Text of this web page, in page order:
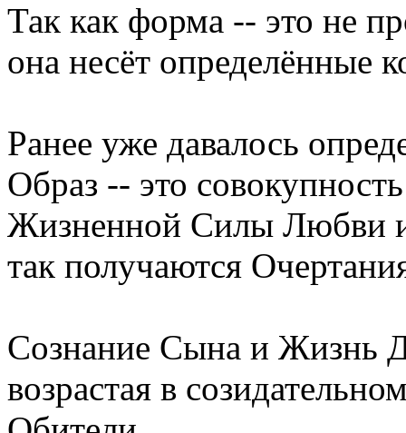
Так как форма -- это не
она несёт определённые
Ранее уже давалось
Образ -- это
Жизненной Силы Любви
так получаются
Сознание Сына и Жизнь
возрастая в